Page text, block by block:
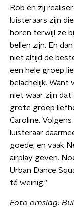
Rob en zij
luisteraars zijn
horen terwijl ze
bellen zijn. En
niet altijd de
een hele groep
belachelijk. Want
niet waar zijn dat
grote groep
Caroline.
luisteraar
goede, en vaak
airplay geven.
Urban Dance
té weinig."
Foto omslag: